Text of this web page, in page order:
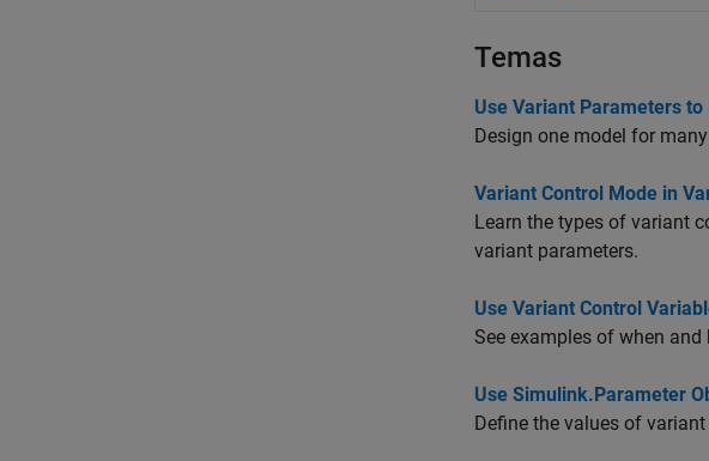
Temas
Use Variant Parameters
Design one model for
Variant Control Mode in
Learn the types of variant
variant parameters.
Use Variant Control
See examples of when
Use Simulink.Parameter
Define the values of